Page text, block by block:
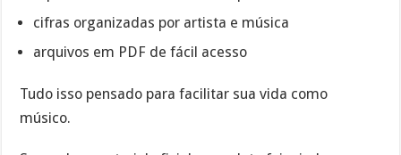
cifras organizadas por artista e música
arquivos em PDF de fácil acesso
Tudo isso pensado para facilitar sua vida como
músico.